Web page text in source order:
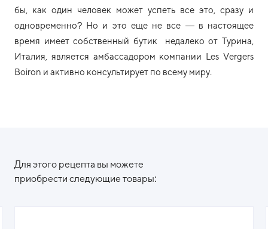
бы, как один человек может успеть все это, сразу и
одновременно? Но и это еще не все — в настоящее
время имеет собственный бутик недалеко от Турина,
Италия, является амбассадором компании Les Vergers
Boiron и активно консультирует по всему миру.
Для этого рецепта вы можете
приобрести следующие товары: